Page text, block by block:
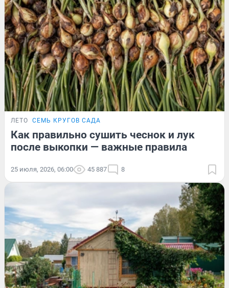
ЛЕТО СЕМЬ КРУГОВ САДА
Как правильно сушить чеснок и лук
после выкопки — важные правила
25 июля, 2026, 06:00 45 887 8